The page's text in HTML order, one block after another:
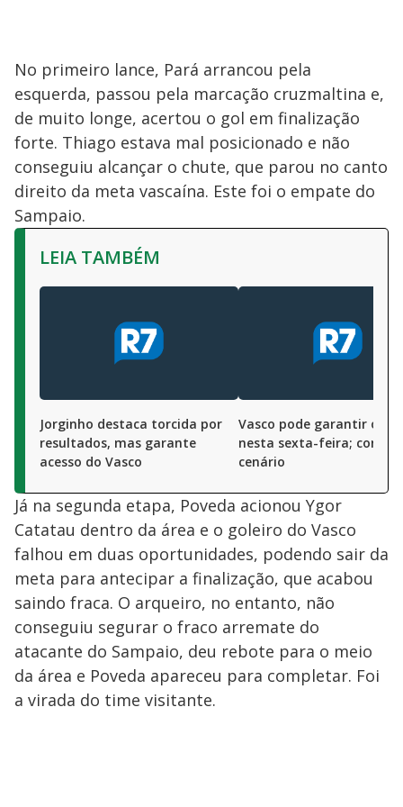
No primeiro lance, Pará arrancou pela
esquerda, passou pela marcação cruzmaltina e,
de muito longe, acertou o gol em finalização
forte. Thiago estava mal posicionado e não
conseguiu alcançar o chute, que parou no canto
direito da meta vascaína. Este foi o empate do
Sampaio.
LEIA TAMBÉM
Jorginho destaca torcida por
resultados, mas garante
acesso do Vasco
Vasco pode garantir o
nesta sexta-feira; confira
cenário
Já na segunda etapa, Poveda acionou Ygor
Catatau dentro da área e o goleiro do Vasco
falhou em duas oportunidades, podendo sair da
meta para antecipar a finalização, que acabou
saindo fraca. O arqueiro, no entanto, não
conseguiu segurar o fraco arremate do
atacante do Sampaio, deu rebote para o meio
da área e Poveda apareceu para completar. Foi
a virada do time visitante.